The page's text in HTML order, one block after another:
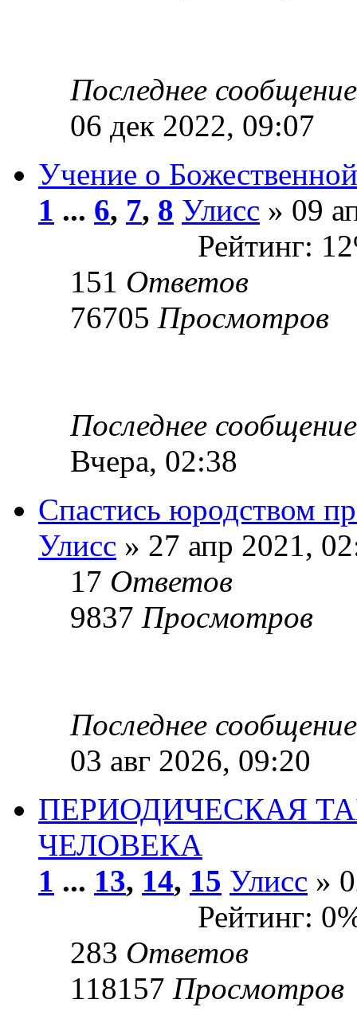
Последнее
06 дек 2022, 09:07
Учение о
1 ... 6, 7, 8 Улисс » 09
Рейтинг:
151 Ответов
76705 Просмотров
Последнее
Вчера, 02:38
Спастись юродством
Улисс » 27 апр 2021,
17 Ответов
9837 Просмотров
Последнее
03 авг 2026, 09:20
ПЕРИОДИЧЕСКАЯ
ЧЕЛОВЕКА
1 ... 13, 14, 15 Улисс »
Рейтинг:
283 Ответов
118157 Просмотров